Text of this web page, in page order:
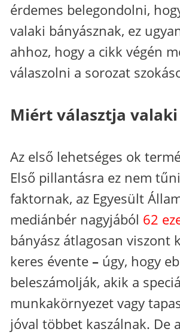
érdemes belegondolni,
valaki bányásznak, ez
ahhoz, hogy a cikk végén
válaszolni a sorozat
Miért választja
Az első lehetséges ok
Első pillantásra ez nem
faktornak, az Egyesült
mediánbér nagyjából 62
bányász átlagosan viszont
keres évente – úgy, hogy
beleszámolják, akik a
munkakörnyezet vagy
jóval többet kaszálnak. De